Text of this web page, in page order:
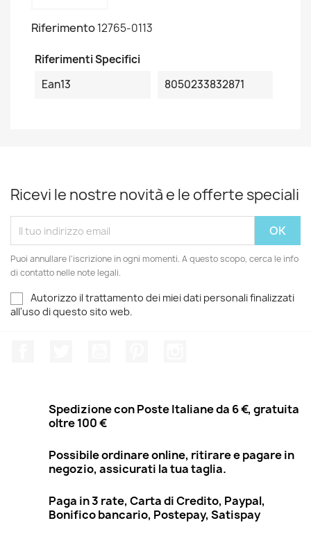
Riferimento12765-0113
Riferimenti Specifici
Ean13
8050233832871
Ricevi le nostre novità e le offerte speciali
Puoi annullare l'iscrizione in ogni momenti. A questo scopo, cerca le info
di contatto nelle note legali.
Autorizzo il trattamento dei miei dati personali finalizzati
all'uso di questo sito web.
Spedizione con Poste Italiane da 6 €, gratuita
oltre 100 €
Possibile ordinare online, ritirare e pagare in
negozio, assicurati la tua taglia.
Paga in 3 rate, Carta di Credito, Paypal,
Bonifico bancario, Postepay, Satispay